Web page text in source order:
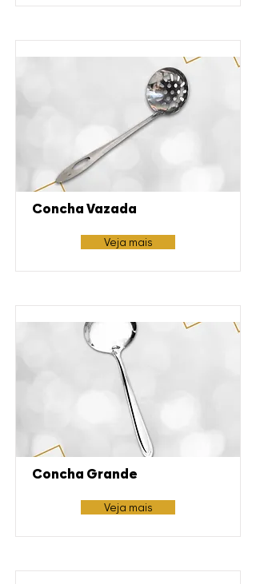
Concha Vazada
Veja mais
Concha Grande
Veja mais